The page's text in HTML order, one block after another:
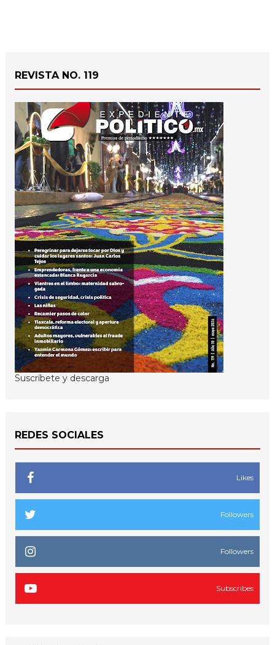
REVISTA NO. 119
Suscríbete y descarga
REDES SOCIALES
Likes
Followers
Followers
Subscribes